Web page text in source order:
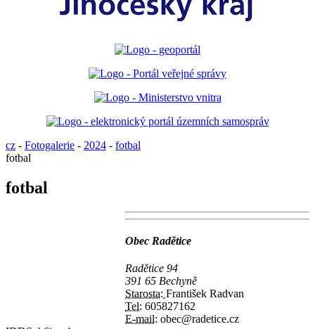
cz - Fotogalerie - 2024 - fotbal
fotbal
fotbal
Obec Radětice
Radětice 94
391 65 Bechyně
Starosta: František Radvan
Tel: 605827162
E-mail: obec@radetice.cz